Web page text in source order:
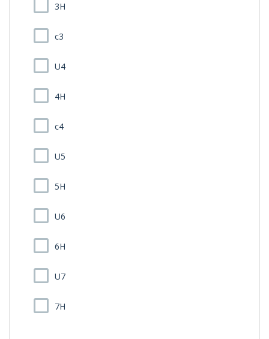
3H
c3
U4
4H
c4
U5
5H
U6
6H
U7
7H